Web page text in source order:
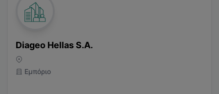
Diageo Hellas S.A.
Εμπόριο